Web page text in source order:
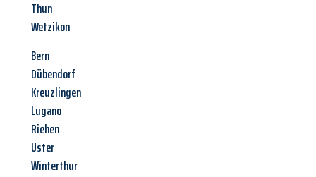
Thun
Wetzikon
Bern
Dübendorf
Kreuzlingen
Lugano
Riehen
Uster
Winterthur